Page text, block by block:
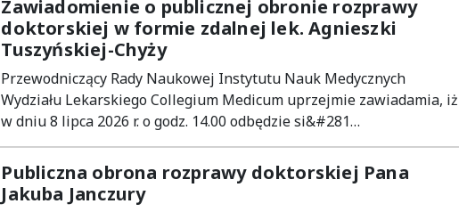
Zawiadomienie o publicznej obronie rozprawy
doktorskiej w formie zdalnej lek. Agnieszki
Tuszyńskiej-Chyży
Przewodniczący Rady Naukowej Instytutu Nauk Medycznych
Wydziału Lekarskiego Collegium Medicum uprzejmie zawiadamia, iż
w dniu 8 lipca 2026 r. o godz. 14.00 odbędzie si&#281…
Publiczna obrona rozprawy doktorskiej Pana
Jakuba Janczury